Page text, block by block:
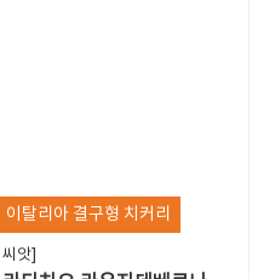
이탈리아 결구형 치커리
씨앗]